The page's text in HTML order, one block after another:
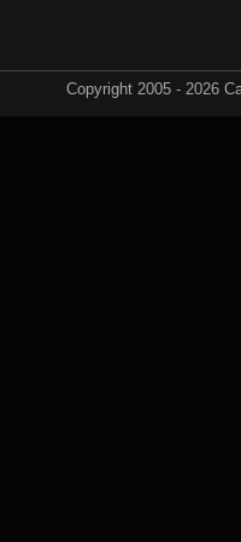
Copyright 2005 - 2026